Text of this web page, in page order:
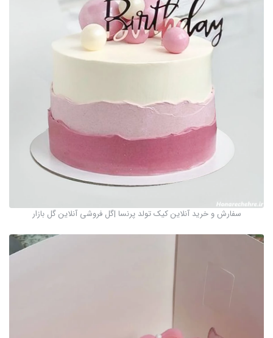
سفارش و خرید آنلاین کیک تولد پرنسا |گل فروشی آنلاین گل بازار